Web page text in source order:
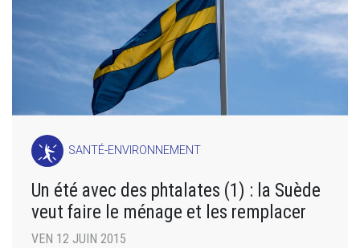
SANTÉ-ENVIRONNEMENT
Un été avec des phtalates (1) : la Suède
veut faire le ménage et les remplacer
VEN 12 JUIN 2015